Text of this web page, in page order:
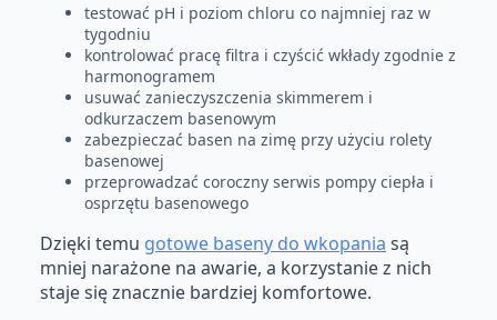
testować pH i poziom chloru co najmniej raz w
tygodniu
kontrolować pracę filtra i czyścić wkłady zgodnie z
harmonogramem
usuwać zanieczyszczenia skimmerem i
odkurzaczem basenowym
zabezpieczać basen na zimę przy użyciu rolety
basenowej
przeprowadzać coroczny serwis pompy ciepła i
osprzętu basenowego
Dzięki temu gotowe baseny do wkopania są
mniej narażone na awarie, a korzystanie z nich
staje się znacznie bardziej komfortowe.